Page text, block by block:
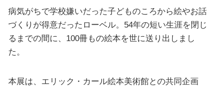
病気がちで学校嫌いだった子どものころから絵やお話
づくりが得意だったローベル。54年の短い生涯を閉じ
るまでの間に、100冊もの絵本を世に送り出しまし
た。
本展は、エリック・カール絵本美術館との共同企画